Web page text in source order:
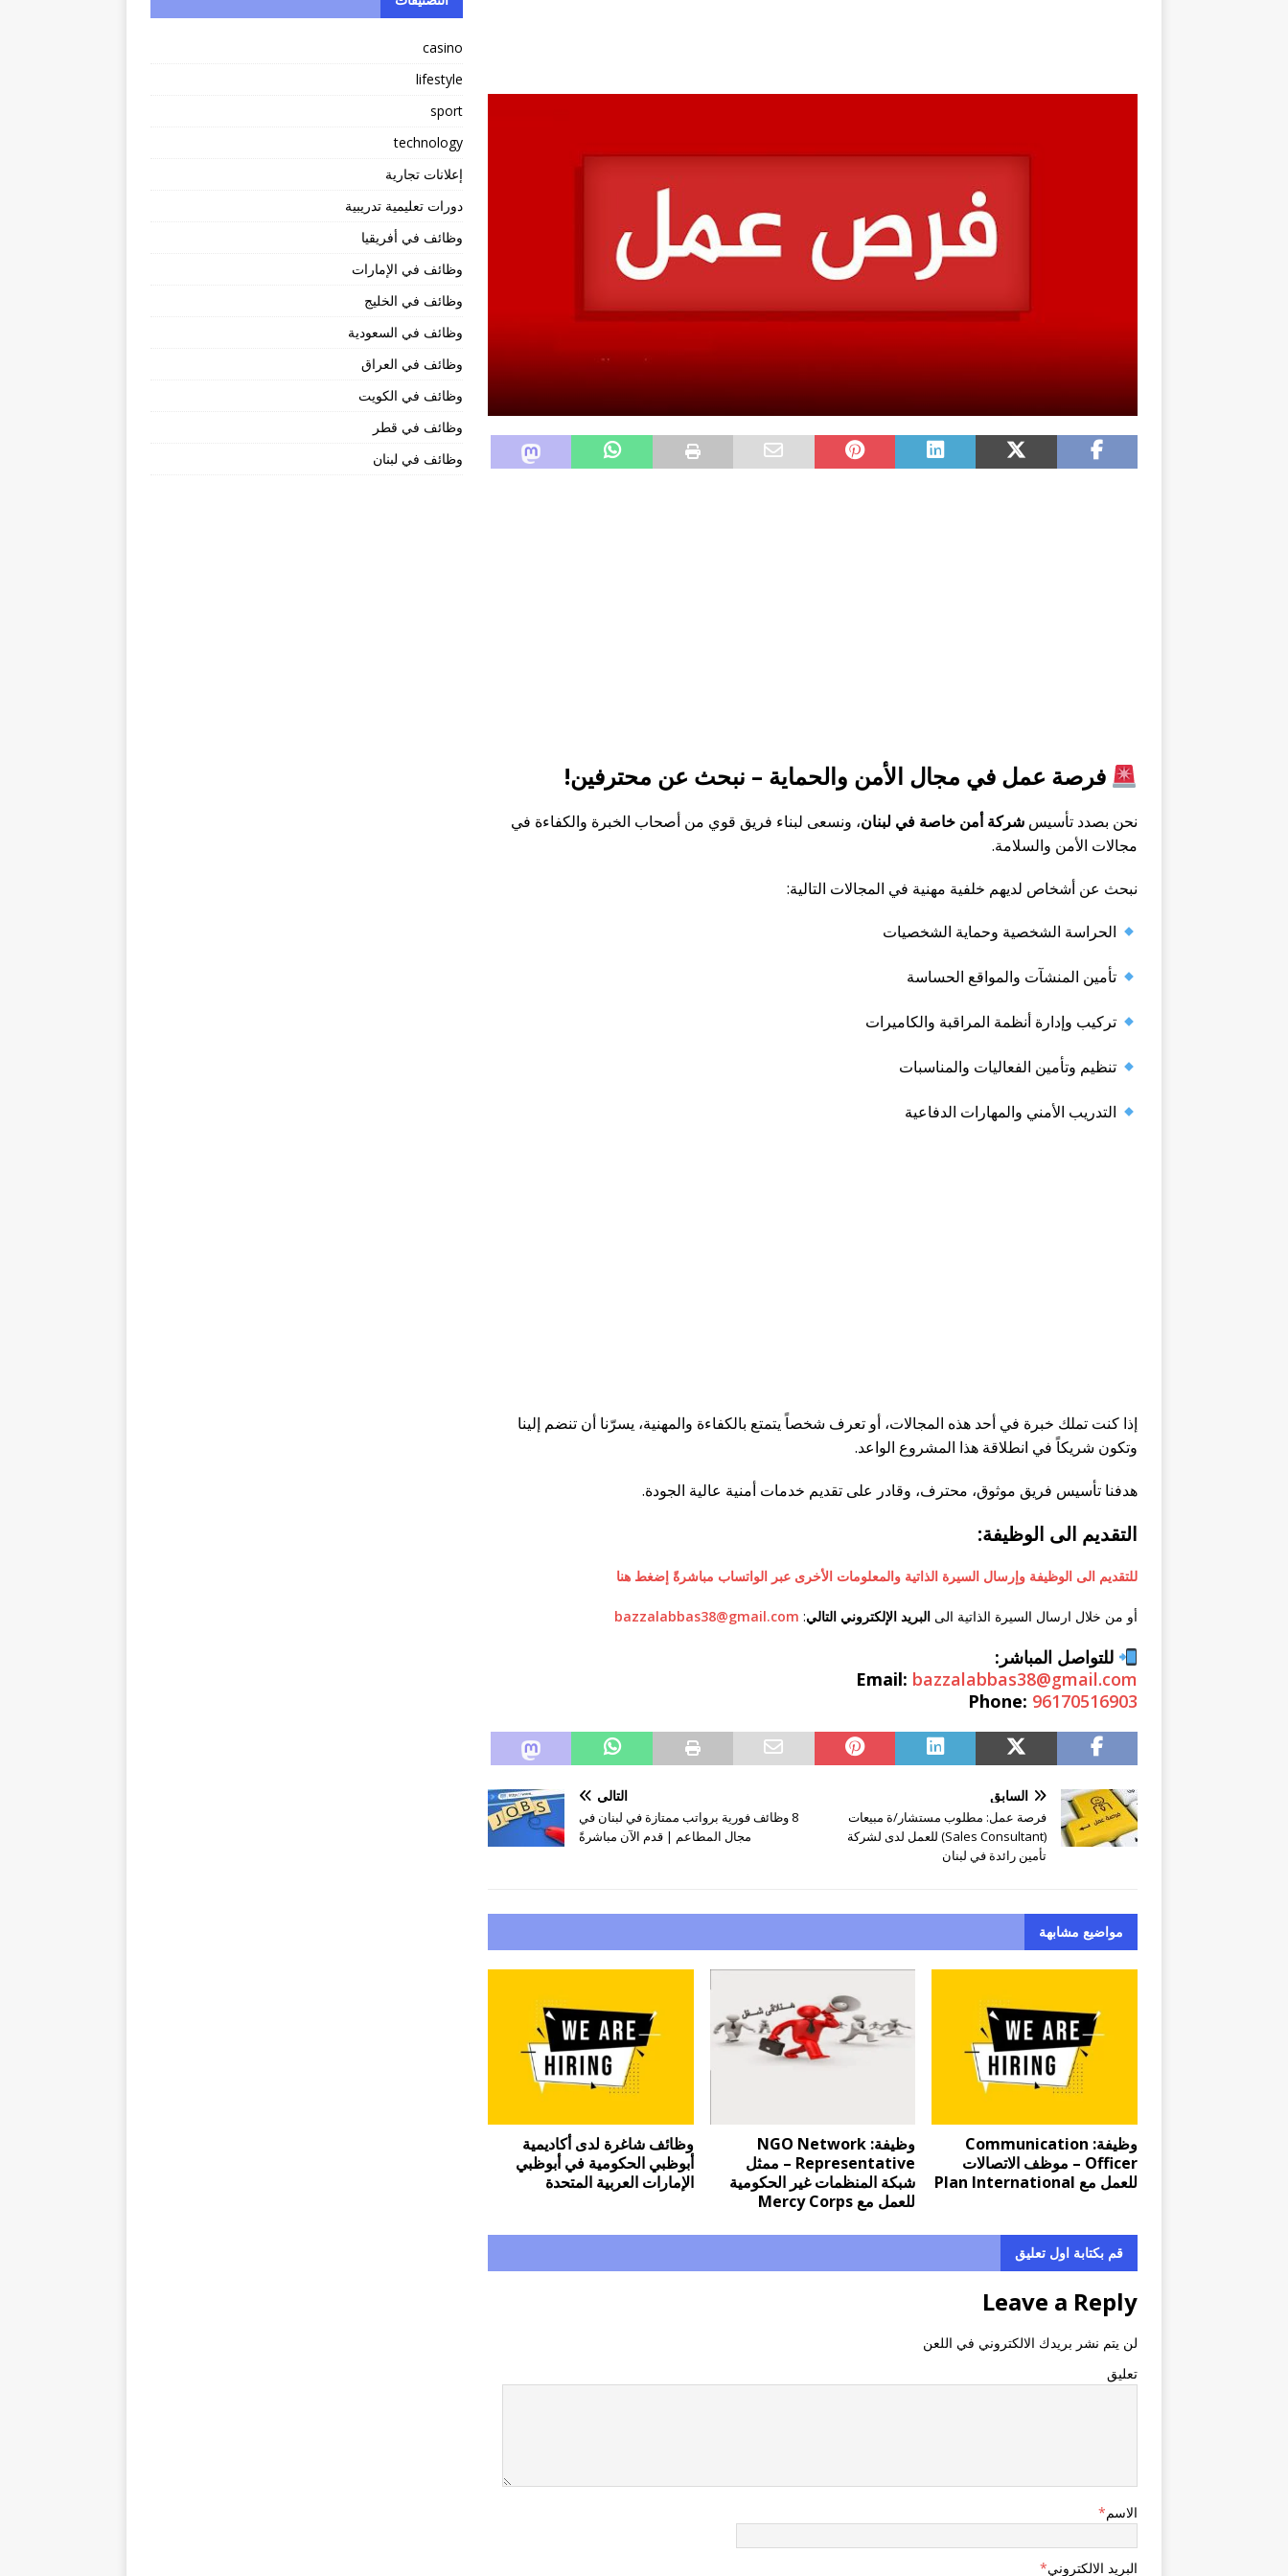
فرصة عمل في مجال الأمن والحماية – نبحث عن محترفين!
نحن بصدد تأسيس شركة أمن خاصة في لبنان، ونسعى لبناء فريق قوي من أصحاب الخبرة والكفاءة في
مجالات الأمن والسلامة.
نبحث عن أشخاص لديهم خلفية مهنية في المجالات التالية:
الحراسة الشخصية وحماية الشخصيات
تأمين المنشآت والمواقع الحساسة
تركيب وإدارة أنظمة المراقبة والكاميرات
تنظيم وتأمين الفعاليات والمناسبات
التدريب الأمني والمهارات الدفاعية
إذا كنت تملك خبرة في أحد هذه المجالات، أو تعرف شخصاً يتمتع بالكفاءة والمهنية، يسرّنا أن تنضم إلينا
وتكون شريكاً في انطلاقة هذا المشروع الواعد.
هدفنا تأسيس فريق موثوق، محترف، وقادر على تقديم خدمات أمنية عالية الجودة.
التقديم الى الوظيفة:
للتقديم الى الوظيفة وإرسال السيرة الذاتية والمعلومات الأخرى عبر الواتساب مباشرةً إضغط هنا
أو من خلال ارسال السيرة الذاتية الى البريد الإلكتروني التالي:
bazzalabbas38@gmail.com
للتواصل المباشر:
Email: bazzalabbas38@gmail.com
Phone: 96170516903
السابق
فرصة عمل: مطلوب مستشار/ة مبيعات
(Sales Consultant) للعمل لدى لشركة
تأمين رائدة في لبنان
التالي
8 وظائف فورية برواتب ممتازة في لبنان في
مجال المطاعم | قدم الآن مباشرةً
مواضيع مشابهة
وظيفة: Communication
Officer – موظف الاتصالات
للعمل مع Plan International
وظيفة: NGO Network
Representative – ممثل
شبكة المنظمات غير الحكومية
للعمل مع Mercy Corps
وظائف شاغرة لدى أكاديمية
أبوظبي الحكومية في أبوظبي
الإمارات العربية المتحدة
قم بكتابة اول تعليق
Leave a Reply
لن يتم نشر بريدك الالكتروني في اللعن
تعليق
الاسم*
البريد الالكتروني*
casino
lifestyle
sport
technology
إعلانات تجارية
دورات تعليمية تدريبية
وظائف في أفريقيا
وظائف في الإمارات
وظائف في الخليج
وظائف في السعودية
وظائف في العراق
وظائف في الكويت
وظائف في قطر
وظائف في لبنان